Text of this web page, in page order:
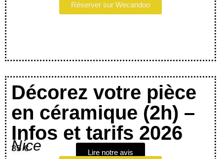
Réserver sur Wecandoo
Décorez votre pièce
en céramique (2h) –
Infos et tarifs 2026
Nice
35 €
Lire notre avis